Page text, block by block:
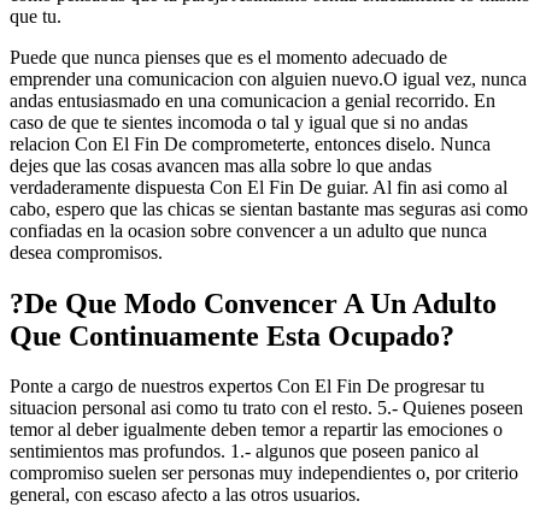
que tu.
Puede que nunca pienses que es el momento adecuado de
emprender una comunicacion con alguien nuevo.O igual vez, nunca
andas entusiasmado en una comunicacion a genial recorrido. En
caso de que te sientes incomoda o tal y igual que si no andas
relacion Con El Fin De comprometerte, entonces diselo. Nunca
dejes que las cosas avancen mas alla sobre lo que andas
verdaderamente dispuesta Con El Fin De guiar. Al fin asi­ como al
cabo, espero que las chicas se sientan bastante mas seguras asi­ como
confiadas en la ocasion sobre convencer a un adulto que nunca
desea compromisos.
?De Que Modo Convencer A Un Adulto
Que Continuamente Esta Ocupado?
Ponte a cargo de nuestros expertos Con El Fin De progresar tu
situacion personal asi­ como tu trato con el resto. 5.- Quienes poseen
temor al deber igualmente deben temor a repartir las emociones o
sentimientos mas profundos. 1.- algunos que poseen panico al
compromiso suelen ser personas muy independientes o, por criterio
general, con escaso afecto a las otros usuarios.